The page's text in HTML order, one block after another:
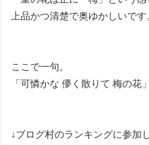
上品かつ清楚で奥ゆかしいです
ここで一句。
「可憐かな 儚く散りて 梅の花」
↓ブログ村のランキングに参加